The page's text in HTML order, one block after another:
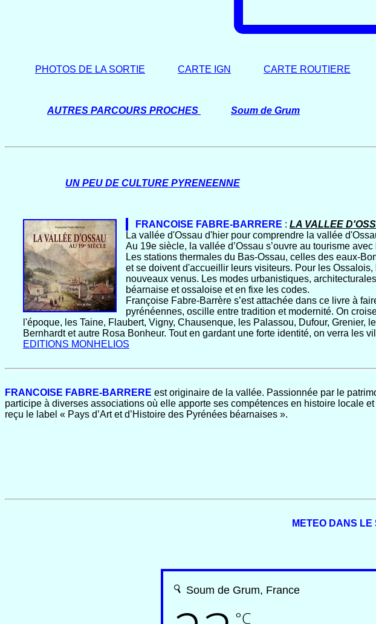
PHOTOS DE LA SORTIE CARTE IGN CARTE ROUTIERE
AUTRES PARCOURS PROCHES Soum de Grum
UN PEU DE CULTURE PYRENEENNE
FRANCOISE FABRE-BARRERE : LA VALLEE
La vallée d'Ossau d'hier pour comprendre la vallée
Au 19e siècle, la vallée d’Ossau s’ouvre au tourisme
Les stations thermales du Bas-Ossau, celles des eaux-
et se doivent d'accueillir leurs visiteurs. Pour les
nouveaux venus. Les modes urbanistiques,
béarnaise et ossaloise et en fixe les codes.
Françoise Fabre-Barrère s’est attachée dans ce livre à
pyrénéennes, oscille entre tradition et modernité. On
l'époque, les Taine, Flaubert, Vigny, Chausenque, les Palassou, Dufour,
Bernhardt et autre Rosa Bonheur. Tout en gardant une forte identité, on verra
EDITIONS MONHELIOS
FRANCOISE FABRE-BARRERE est originaire de la vallée. Passionnée par le
participe à diverses associations où elle apporte ses compétences en histoire locale
reçu le label « Pays d’Art et d’Histoire des Pyrénées béarnaises ».
METEO DANS